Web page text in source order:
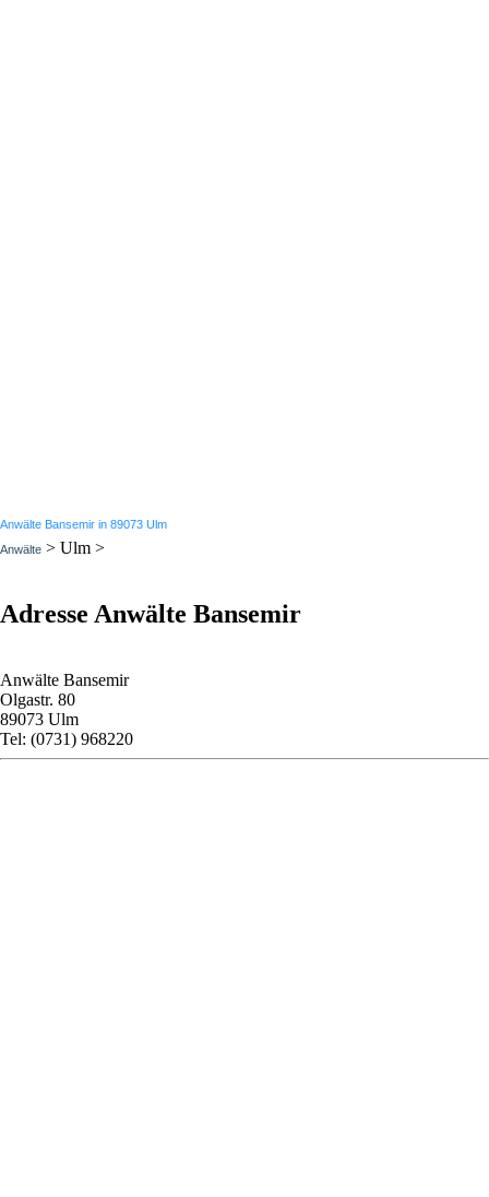
Anwälte Bansemir in 89073 Ulm
Anwälte > Ulm >
Adresse Anwälte Bansemir
Anwälte Bansemir
Olgastr. 80
89073 Ulm
Tel: (0731) 968220